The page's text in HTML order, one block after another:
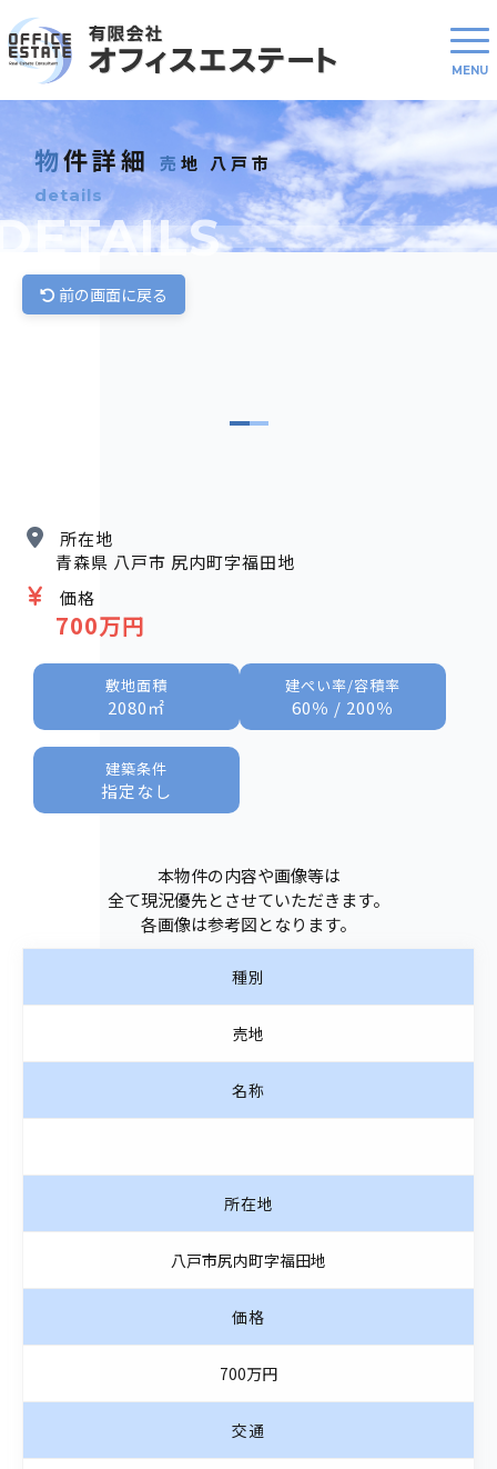
物件詳細 売地 八戸市
details
前の画面に戻る
所在地
青森県 八戸市 尻内町字福田地
価格
700万円
敷地面積
2080㎡
建ぺい率/容積率
60％ / 200％
建築条件
指定なし
本物件の内容や画像等は
全て現況優先とさせていただきます。
各画像は参考図となります。
種別
売地
名称
所在地
八戸市尻内町字福田地
価格
700万円
交通